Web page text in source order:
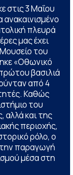
στις 3 Μαΐου
ανακαινισμένο
πλευρά
μας έχει
Μουσείο του
«Οθωνικό
βασιλιά
από 4
Καθώς
του
αλλά και της
περιοχής,
ρόλο, ο
την παραγωγή
μέσα στη